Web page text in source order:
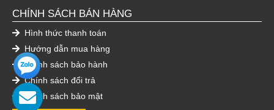
CHÍNH SÁCH BÁN HÀNG
Hình thức thanh toán
Hướng dẫn mua hàng
Chính sách bảo hành
Chính sách đổi trả
Chính sách bảo mật